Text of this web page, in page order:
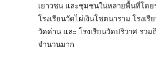
เยาวชน และชุมชนในหลายพื้นที่โดย
โรงเรียนวัดไผ่เงินโชตนาราม โรง
วัดด่าน และ โรงเรียนวัดปริวาศ รว
จำนวนมาก